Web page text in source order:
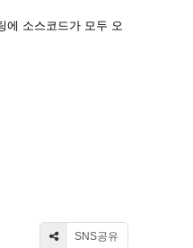
에 소스코드가 모두 오
SNS공유